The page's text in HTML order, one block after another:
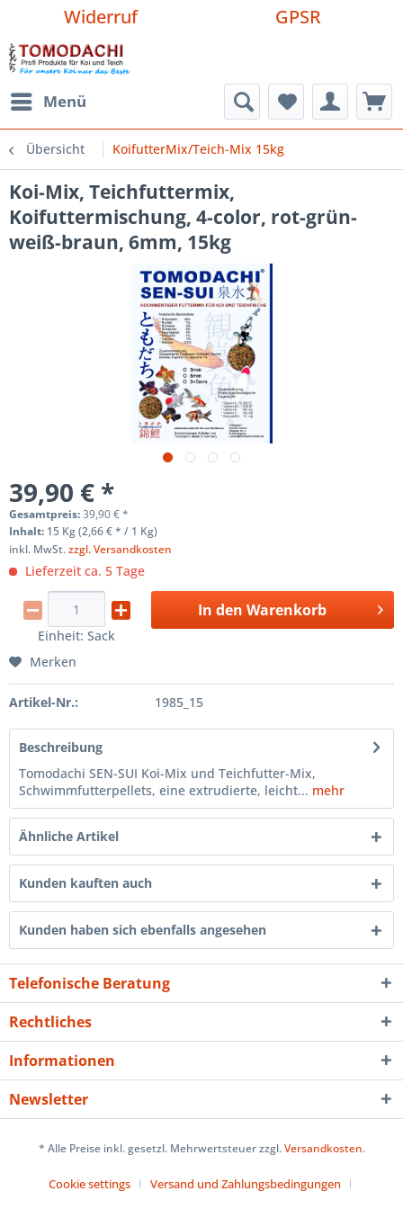
Widerruf GPSR
Menü
Übersicht KoifutterMix/Teich-Mix 15kg
Koi-Mix, Teichfuttermix,
Koifuttermischung, 4-color, rot-grün-
weiß-braun, 6mm, 15kg
39,90 € *
Gesamtpreis:39,90€*
Inhalt: 15 Kg (2,66 € * / 1 Kg)
inkl. MwSt.zzgl. Versandkosten
Lieferzeit ca. 5 Tage
Einheit: Sack
In den Warenkorb
Merken
Artikel-Nr.: 1985_15
Beschreibung
Tomodachi SEN-SUI Koi-Mix und Teichfutter-Mix,
Schwimmfutterpellets, eine extrudierte, leicht... mehr
Ähnliche Artikel
Kunden kauften auch
Kunden haben sich ebenfalls angesehen
Telefonische Beratung
Rechtliches
Informationen
Newsletter
* Alle Preise inkl. gesetzl. Mehrwertsteuer zzgl.Versandkosten.
Cookie settings
Versand und Zahlungsbedingungen